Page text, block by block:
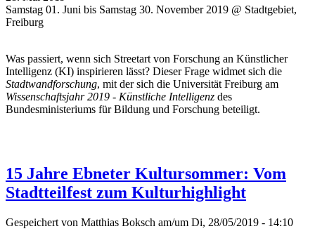
Samstag 01. Juni bis Samstag 30. November 2019 @ Stadtgebiet,
Freiburg
Was passiert, wenn sich Streetart von Forschung an Künstlicher
Intelligenz (KI) inspirieren lässt? Dieser Frage widmet sich die
Stadtwandforschung, mit der sich die Universität Freiburg am
Wissenschaftsjahr 2019 - Künstliche Intelligenz des
Bundesministeriums für Bildung und Forschung beteiligt.
15 Jahre Ebneter Kultursommer: Vom
Stadtteilfest zum Kulturhighlight
Gespeichert von Matthias Boksch am/um Di, 28/05/2019 - 14:10